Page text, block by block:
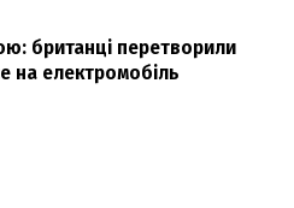
британці перетворили
на електромобіль